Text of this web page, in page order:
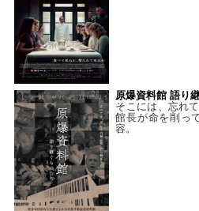
原爆資料館 語り
そこには、忘れ
館長が命を削っ
容。